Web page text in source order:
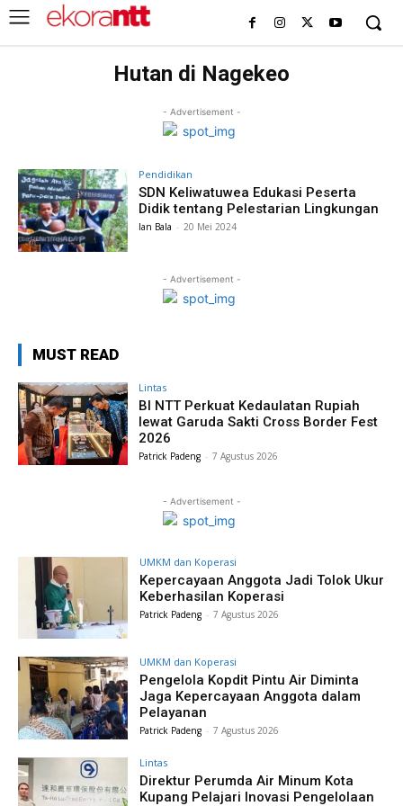
Hutan di Nagekeo
- Advertisement -
Pendidikan
SDN Keliwatuwea Edukasi Peserta
Didik tentang Pelestarian Lingkungan
Ian Bala - 20 Mei 2024
- Advertisement -
MUST READ
Lintas
BI NTT Perkuat Kedaulatan Rupiah
lewat Garuda Sakti Cross Border Fest
2026
Patrick Padeng - 7 Agustus 2026
- Advertisement -
UMKM dan Koperasi
Kepercayaan Anggota Jadi Tolok Ukur
Keberhasilan Koperasi
Patrick Padeng - 7 Agustus 2026
UMKM dan Koperasi
Pengelola Kopdit Pintu Air Diminta
Jaga Kepercayaan Anggota dalam
Pelayanan
Patrick Padeng - 7 Agustus 2026
Lintas
Direktur Perumda Air Minum Kota
Kupang Pelajari Inovasi Pengelolaan